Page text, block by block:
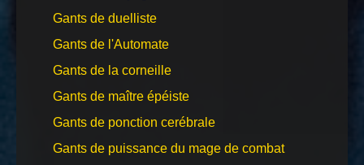
Gants de duelliste
Gants de l'Automate
Gants de la corneille
Gants de maître épéiste
Gants de ponction cerébrale
Gants de puissance du mage de combat